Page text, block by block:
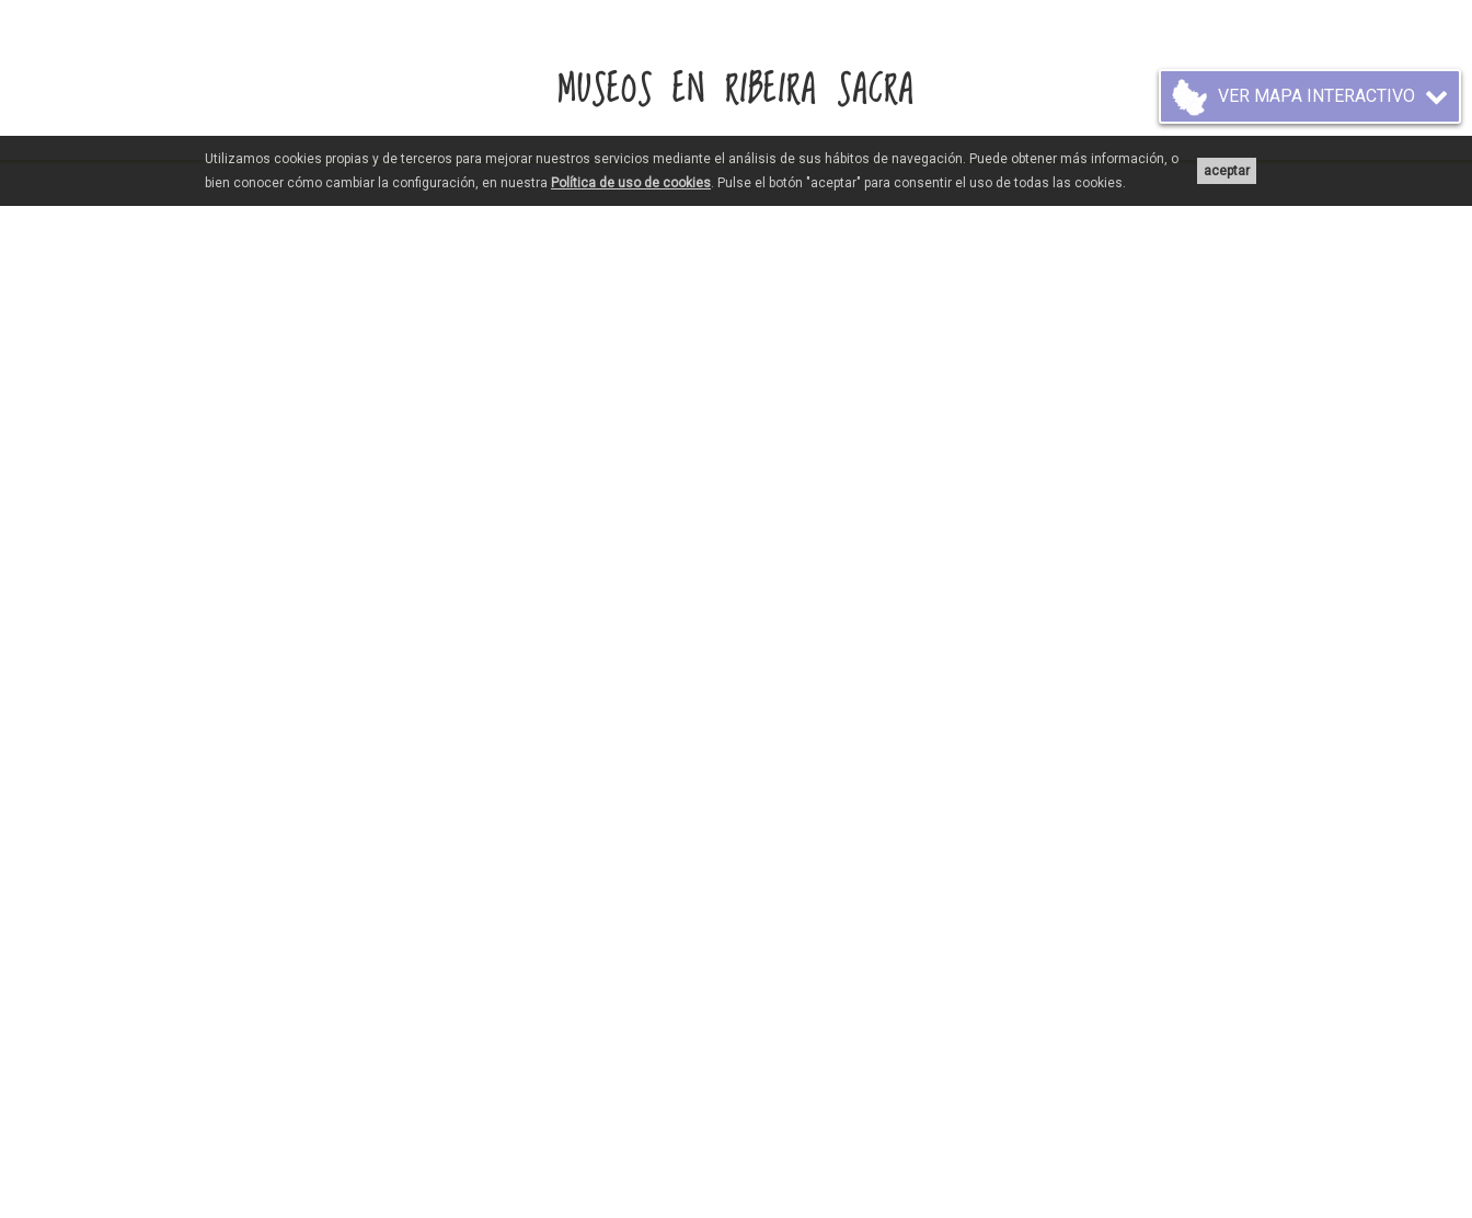
MUSEOS EN RIBEIRA SACRA VER MAPA INTERACTIVO
aceptar
Utilizamos cookies propias y de terceros para mejorar nuestros servicios mediante el análisis de sus hábitos de navegación. Puede obtener más información, o
bien conocer cómo cambiar la configuración, en nuestra Política de uso de cookies. Pulse el botón "aceptar" para consentir el uso de todas las cookies.